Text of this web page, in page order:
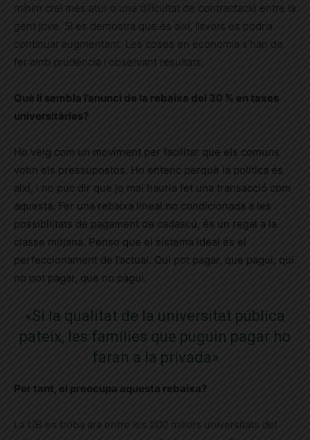
mínim creï més atur o una dificultat de contractació entre la
gent jove. Si es demostra que és així, llavors es podria
continuar augmentant. Les coses en economia s’han de
fer amb prudència i observant resultats.
Què li sembla l’anunci de la rebaixa del 30 % en taxes
universitàries?
Ho veig com un moviment per facilitar que els comuns
votin els pressupostos. Ho entenc perquè la política és
així, i no puc dir que jo mai hauria fet una transacció com
aquesta. Fer una rebaixa lineal no condicionada a les
possibilitats de pagament de cadascú, és un regal a la
classe mitjana. Penso que el sistema ideal és el
perfeccionament de l’actual. Qui pot pagar, que pagui; qui
no pot pagar, que no pagui.
«Si la qualitat de la universitat pública
pateix, les famílies que puguin pagar ho
faran a la privada»
Per tant, el preocupa aquesta rebaixa?
La UB es troba ara entre les 200 millors universitats del